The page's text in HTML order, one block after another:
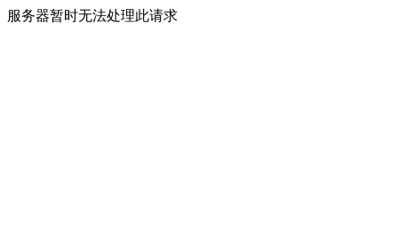
服务器暂时无法处理此请求